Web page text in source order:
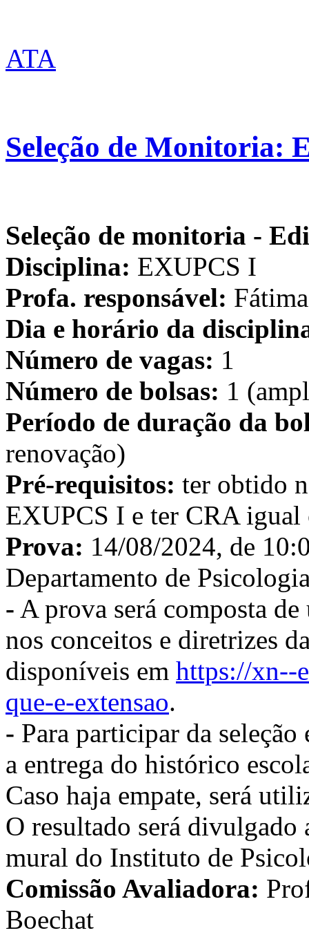
ATA
Seleção de Monitoria:
Seleção de monitoria -
Disciplina: EXUPCS I
Profa. responsável:
Dia e horário da
Número de vagas: 1
Número de bolsas: 1
Período de duração da
renovação)
Pré-requisitos: ter obtido
EXUPCS I e ter CRA igual
Prova: 14/08/2024, de
Departamento de
- A prova será composta
nos conceitos e diretrizes
disponíveis em https://xn--
que-e-extensao.
- Para participar da seleção
a entrega do histórico
Caso haja empate, será
O resultado será
mural do Instituto de
Comissão Avaliadora:
Boechat